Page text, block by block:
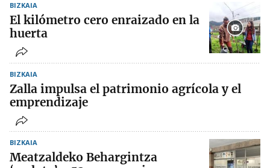
BIZKAIA
El kilómetro cero enraizado en la
huerta
BIZKAIA
Zalla impulsa el patrimonio agrícola y el
emprendizaje
BIZKAIA
Meatzaldeko Behargintza